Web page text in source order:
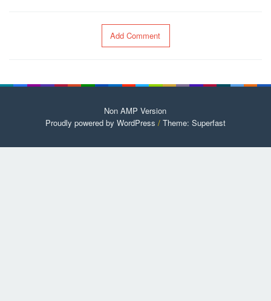
Add Comment
Non AMP Version
Proudly powered by WordPress / Theme: Superfast